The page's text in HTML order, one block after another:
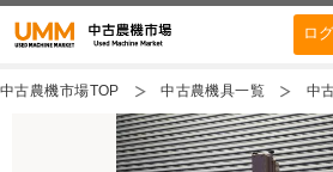
ロ
中古農機市場TOP 中古農機具一覧 中